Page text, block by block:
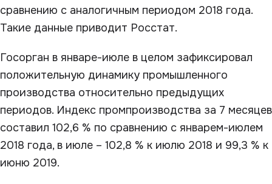
сравнению с аналогичным периодом 2018 года.
Такие данные приводит Росстат.
Госорган в январе-июле в целом зафиксировал
положительную динамику промышленного
производства относительно предыдущих
периодов. Индекс промпроизводства за 7 месяцев
составил 102,6 % по сравнению с январем-июлем
2018 года, в июле – 102,8 % к июлю 2018 и 99,3 % к
июню 2019.